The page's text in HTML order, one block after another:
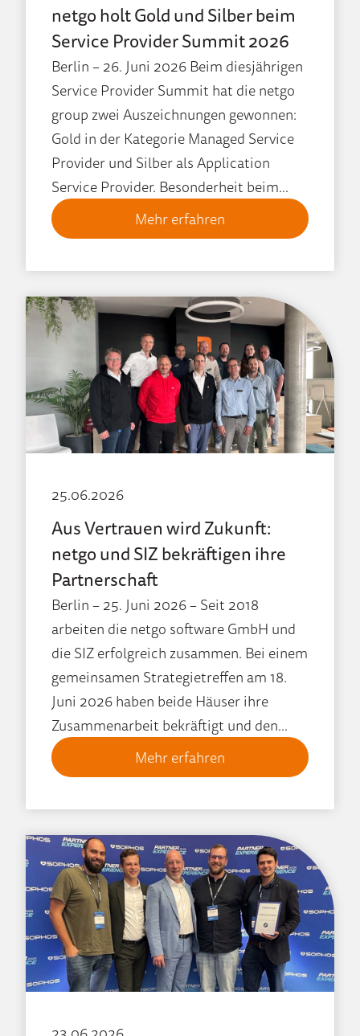
netgo holt Gold und Silber beim
Service Provider Summit 2026
Berlin – 26. Juni 2026 Beim diesjährigen
Service Provider Summit hat die netgo
group zwei Auszeichnungen gewonnen:
Gold in der Kategorie Managed Service
Provider und Silber als Application
Service Provider. Besonderheit beim...
Mehr erfahren
25.06.2026
Aus Vertrauen wird Zukunft:
netgo und SIZ bekräftigen ihre
Partnerschaft
Berlin – 25. Juni 2026 – Seit 2018
arbeiten die netgo software GmbH und
die SIZ erfolgreich zusammen. Bei einem
gemeinsamen Strategietreffen am 18.
Juni 2026 haben beide Häuser ihre
Zusammenarbeit bekräftigt und den...
Mehr erfahren